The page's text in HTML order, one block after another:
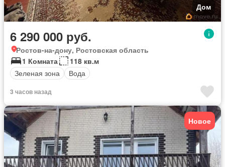
Дом
6 290 000 руб.
Ростов-на-дону, Ростовская область
1 Комната
118 кв.м
Зеленая зона
Вода
3 часов назад
Новое